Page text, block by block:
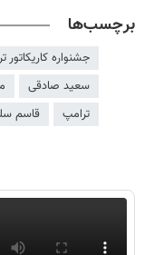
برچسب‌ها
جشنواره کاریکاتور
سعید صادقی
ترامپ
قاسم